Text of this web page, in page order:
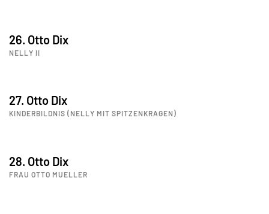
26. Otto Dix
NELLY II
27. Otto Dix
KINDERBILDNIS (NELLY MIT SPITZENKRAGEN)
28. Otto Dix
FRAU OTTO MUELLER